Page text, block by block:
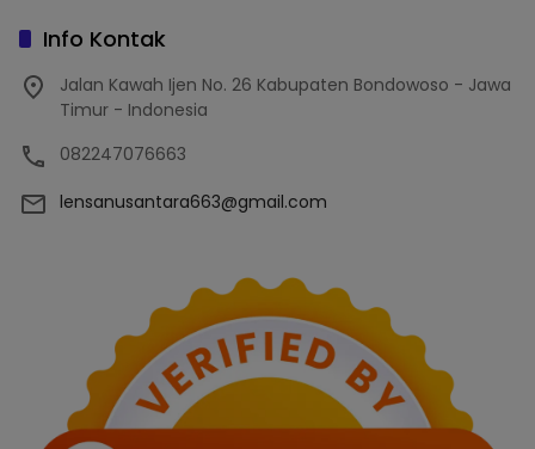
Info Kontak
Jalan Kawah Ijen No. 26 Kabupaten Bondowoso - Jawa
Timur - Indonesia
082247076663
lensanusantara663@gmail.com